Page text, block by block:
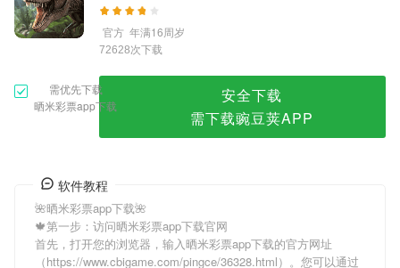
官方 年满16周岁
72628次下载
需优先下载
晒米彩票app下载
安全下载
需下载豌豆荚APP
软件教程
🌺晒米彩票app下载🌺
🍁第一步：访问晒米彩票app下载官网
首先，打开您的浏览器，输入晒米彩票app下载的官方网址
（https://www.cbigame.com/pingce/36328.html）。您可以通过